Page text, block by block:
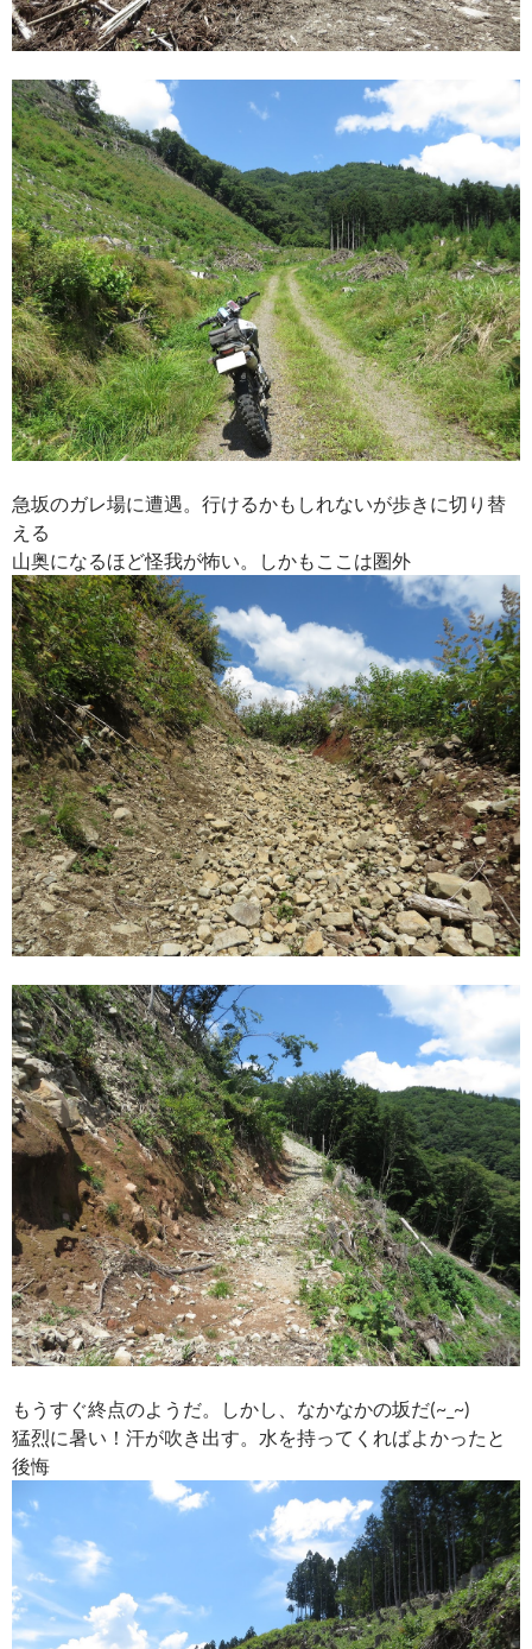
急坂のガレ場に遭遇。行けるかもしれないが歩きに切り替
える
山奥になるほど怪我が怖い。しかもここは圏外
もうすぐ終点のようだ。しかし、なかなかの坂だ(~_~)
猛烈に暑い！汗が吹き出す。水を持ってくればよかったと
後悔